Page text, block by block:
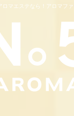
ロマエステなら！アロマファ